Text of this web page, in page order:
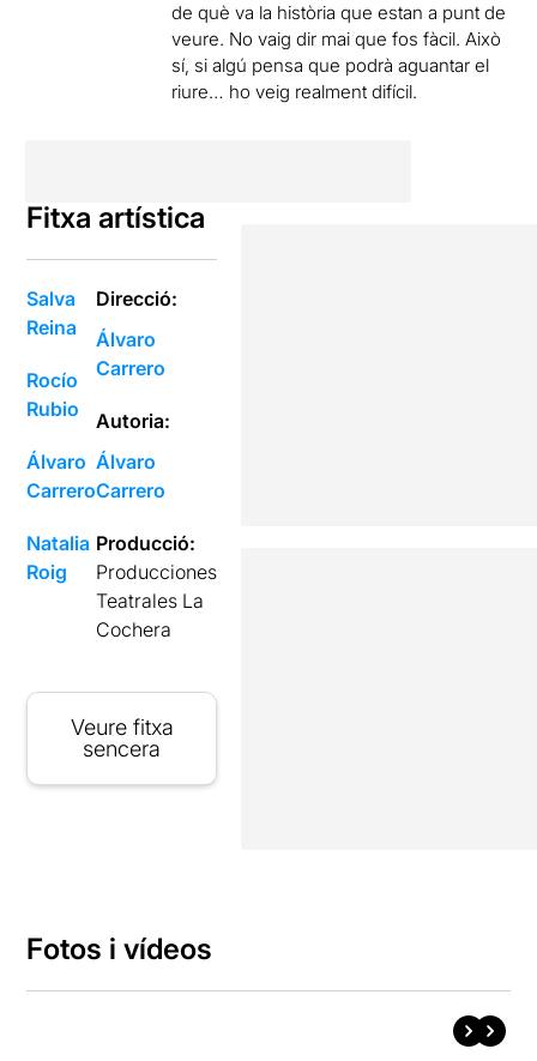
de què va la història que estan a punt de
veure. No vaig dir mai que fos fàcil. Això
sí, si algú pensa que podrà aguantar el
riure… ho veig realment difícil.
Fitxa artística
Salva
Reina
Rocío
Rubio
Álvaro
Carrero
Natalia
Roig
Direcció:
Álvaro
Carrero
Autoria:
Álvaro
Carrero
Producció:
Producciones
Teatrales La
Cochera
Veure fitxa
sencera
Fotos i vídeos